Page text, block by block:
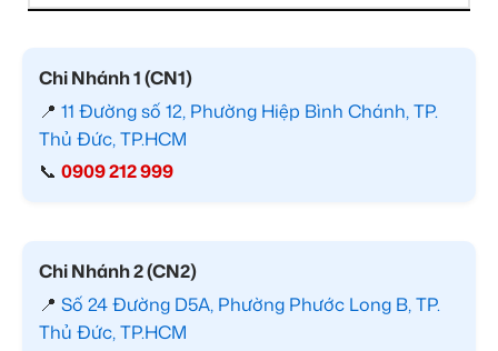
Chi Nhánh 1 (CN1)
📍 11 Đường số 12, Phường Hiệp Bình Chánh, TP.
Thủ Đức, TP.HCM
📞 0909 212 999
Chi Nhánh 2 (CN2)
📍 Số 24 Đường D5A, Phường Phước Long B, TP.
Thủ Đức, TP.HCM